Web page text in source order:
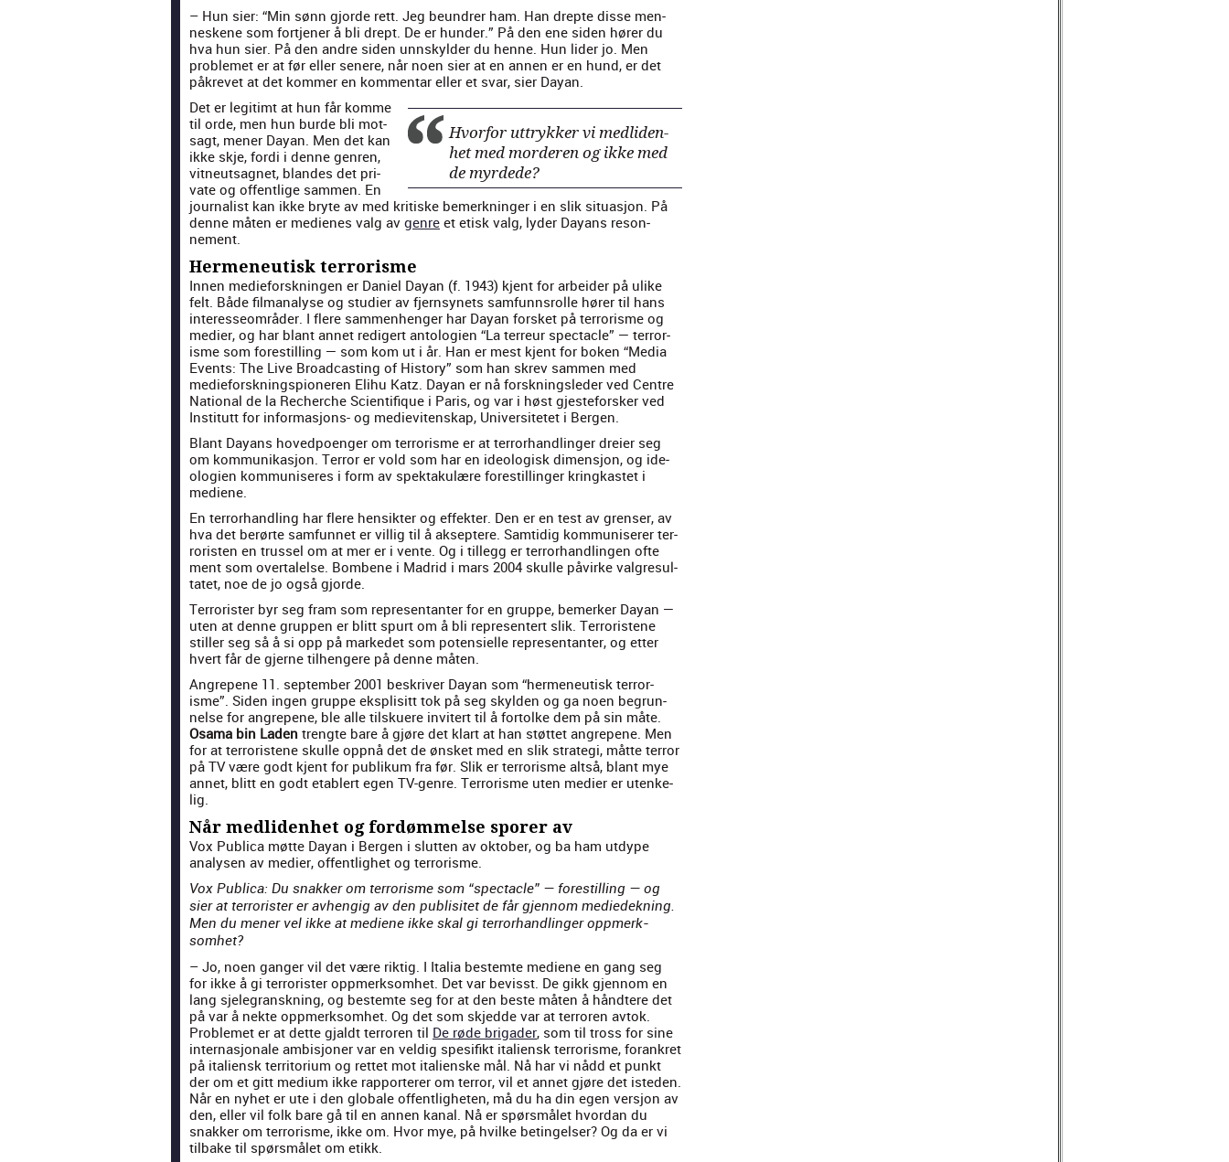
– Hun sier: “Min sønn gjorde rett. Jeg beun­dr­er ham. Han drepte disse men­
neskene som fort­jen­er å bli drept. De er hun­der.” På den ene siden hør­er du
hva hun sier. På den andre siden unnskylder du henne. Hun lid­er jo. Men
prob­lemet er at før eller senere, når noen sier at en annen er en hund, er det
påkrevet at det kom­mer en kom­men­tar eller et svar, sier Dayan.
Hvor­for uttrykker vi medli­den­
het med morderen og ikke med
de myrd­ede?
Det er legit­imt at hun får komme
til orde, men hun burde bli mot­
sagt, men­er Dayan. Men det kan
ikke skje, for­di i denne gen­ren,
vit­neut­sag­net, blandes det pri­
vate og offentlige sam­men. En
jour­nal­ist kan ikke bryte av med kri­tiske bemerkninger i en slik situ­asjon. På
denne måten er medi­enes valg av genre et etisk valg, lyder Dayans reson­
nement.
Hermeneutisk terrorisme
Innen medieforsknin­gen er Daniel Dayan (f. 1943) kjent for arbei­der på ulike
felt. Både fil­m­analyse og studi­er av fjern­synets sam­funnsrolle hør­er til hans
inter­esseom­råder. I flere sam­men­henger har Dayan fors­ket på ter­ror­isme og
medi­er, og har blant annet redi­gert antolo­gien “La ter­reur spec­ta­cle” — ter­ror­
isme som forestill­ing — som kom ut i år. Han er mest kjent for boken “Media
Events: The Live Broad­cast­ing of His­to­ry” som han skrev sam­men med
medieforskn­ings­pi­oneren Eli­hu Katz. Dayan er nå forskn­ingsled­er ved Cen­tre
Nation­al de la Recherche Sci­en­tifique i Paris, og var i høst gjeste­forsker ved
Insti­tutt for infor­masjons- og medieviten­skap, Uni­ver­sitetet i Bergen.
Blant Dayans hov­ed­po­enger om ter­ror­isme er at ter­rorhan­dlinger dreier seg
om kom­mu­nikasjon. Ter­ror er vold som har en ide­ol­o­gisk dimen­sjon, og ide­
olo­gien kom­mu­nis­eres i form av spek­takulære forestill­inger kringkastet i
medi­ene.
En ter­rorhan­dling har flere hen­sik­ter og effek­ter. Den er en test av grenser, av
hva det berørte sam­fun­net er vil­lig til å akseptere. Sam­tidig kom­mu­nis­er­er ter­
ror­is­ten en trussel om at mer er i vente. Og i til­legg er ter­rorhan­dlin­gen ofte
ment som over­talelse. Bombene i Madrid i mars 2004 skulle påvirke val­gre­sul­
tatet, noe de jo også gjorde.
Ter­ror­is­ter byr seg fram som rep­re­sen­tan­ter for en gruppe, bemerk­er Dayan —
uten at denne grup­pen er blitt spurt om å bli rep­re­sen­tert slik. Ter­ror­is­tene
stiller seg så å si opp på markedet som poten­sielle rep­re­sen­tan­ter, og etter
hvert får de gjerne tilhen­gere på denne måten.
Angrepene 11. sep­tem­ber 2001 beskriv­er Dayan som “hermeneutisk ter­ror­
isme”. Siden ingen gruppe eksplisitt tok på seg skylden og ga noen begrun­
nelse for angrepene, ble alle tilskuere invitert til å for­tolke dem på sin måte.
Osama bin Laden trengte bare å gjøre det klart at han støt­tet angrepene. Men
for at ter­ror­is­tene skulle opp­nå det de øns­ket med en slik strate­gi, måtte ter­ror
på TV være godt kjent for pub­likum fra før. Slik er ter­ror­isme alt­så, blant mye
annet, blitt en godt etablert egen TV-genre. Ter­ror­isme uten medi­er er utenke­
lig.
Når medlidenhet og fordømmelse sporer av
Vox Pub­li­ca møtte Dayan i Bergen i slut­ten av okto­ber, og ba ham utdype
analy­sen av medi­er, offent­lighet og ter­ror­isme.
Vox Pub­li­ca: Du snakker om ter­ror­isme som “spec­ta­cle” — forestill­ing — og
sier at ter­ror­is­ter er avhengig av den pub­lisitet de får gjen­nom mediedekn­ing.
Men du men­er vel ikke at medi­ene ikke skal gi ter­rorhan­dlinger opp­merk­
somhet?
– Jo, noen ganger vil det være rik­tig. I Italia bestemte medi­ene en gang seg
for ikke å gi ter­ror­is­ter opp­merk­somhet. Det var bevisst. De gikk gjen­nom en
lang sjele­granskn­ing, og bestemte seg for at den beste måten å håndtere det
på var å nek­te opp­merk­somhet. Og det som skjed­de var at ter­roren avtok.
Prob­lemet er at dette gjaldt ter­roren til De røde brigad­er, som til tross for sine
inter­nasjonale ambisjon­er var en veldig spe­si­fikt ital­ien­sk ter­ror­isme, forankret
på ital­ien­sk ter­ri­to­ri­um og ret­tet mot ital­ienske mål. Nå har vi nådd et punkt
der om et gitt medi­um ikke rap­porter­er om ter­ror, vil et annet gjøre det ist­e­den.
Når en nyhet er ute i den glob­ale offent­ligheten, må du ha din egen ver­sjon av
den, eller vil folk bare gå til en annen kanal. Nå er spørsmålet hvor­dan du
snakker om ter­ror­isme, ikke om. Hvor mye, på hvilke betingelser? Og da er vi
tilbake til spørsmålet om etikk.